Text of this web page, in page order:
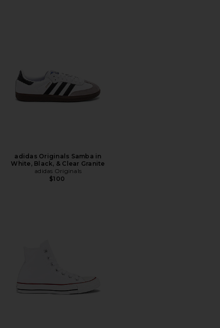
adidas Originals Samba in
White, Black, & Clear Granite
adidas Originals
$100